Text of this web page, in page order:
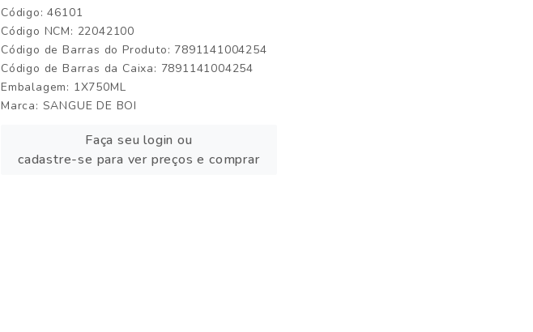
Código: 46101
Código NCM: 22042100
Código de Barras do Produto: 7891141004254
Código de Barras da Caixa: 7891141004254
Embalagem: 1X750ML
Marca: SANGUE DE BOI
Faça seu login ou
cadastre-se para ver preços e comprar